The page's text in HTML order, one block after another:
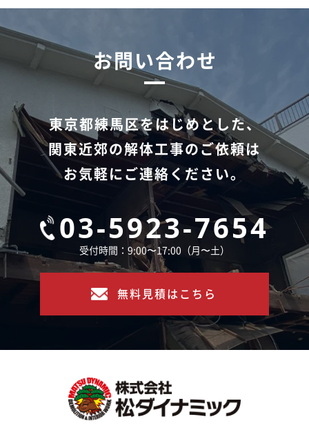
お問い合わせ
東京都練馬区をはじめとした、
関東近郊の解体工事のご依頼は
お気軽にご連絡ください。
03-5923-7654
受付時間：9:00〜17:00（月〜土）
無料見積はこちら